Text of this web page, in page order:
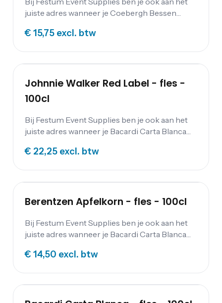
juiste adres wanneer je Coebergh Bessen
overige dranken kun je vinden op onze
€ 15,75 excl. btw
Johnnie Walker Red Label - fles -
100cl
Bij Festum Event Supplies ben je ook aan het
juiste adres wanneer je Bacardi Carta Blanca
dranken kun je vinden op onze drankenpagina
€ 22,25 excl. btw
Berentzen Apfelkorn - fles - 100cl
Bij Festum Event Supplies ben je ook aan het
juiste adres wanneer je Bacardi Carta Blanca
dranken kun je vinden op onze drankenpagina
€ 14,50 excl. btw